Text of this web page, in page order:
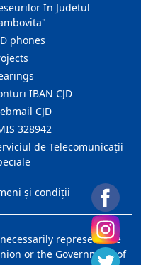
In Judetul
phones
IBAN CJD
CJD
328942
de Telecomunicații
și condiții
represent the
or the Government of